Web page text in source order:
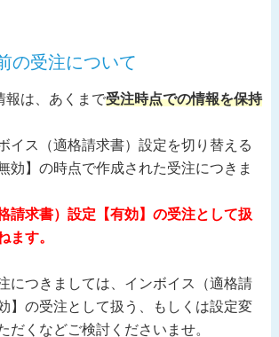
の受注について
報は、あくまで受注時点での情報を保持
イス（適格請求書）設定を切り替える
効】の時点で作成された受注につきま
請求書）設定【有効】の受注として扱
ます。
につきましては、インボイス（適格請
】の受注として扱う、もしくは設定変
だくなどご検討くださいませ。